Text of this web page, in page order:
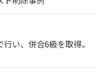
い、併合6級を取得。